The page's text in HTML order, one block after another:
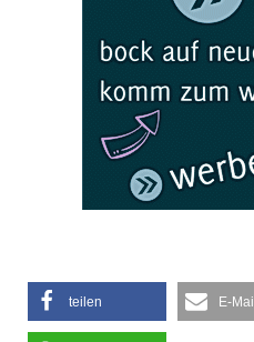
teilen E-Mail